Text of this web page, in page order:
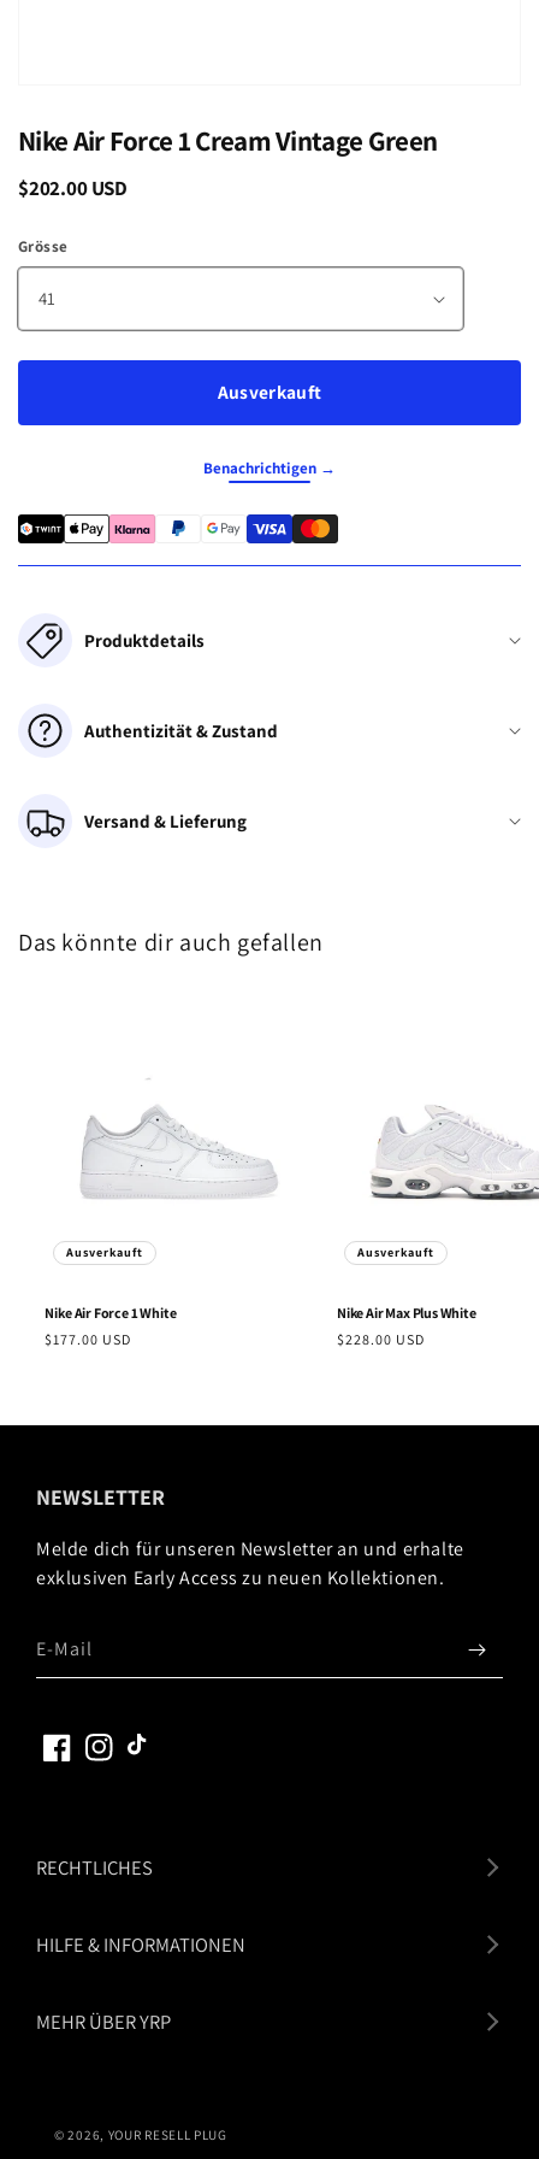
Nike Air Force 1 Cream Vintage Green
Normaler
$202.00 USD
Grösse
Ausverkauft
Benachrichtigen →
Produktdetails
Authentizität & Zustand
Versand & Lieferung
Das könnte dir auch gefallen
NikeAir Force 1 White
Normaler
$177.00 USD
Ausverkauft
NikeAir Max Plus White
Normaler
$228.00 USD
Ausverkauft
RECHTLICHES
HILFE & INFORMATIONEN
MEHR ÜBER YRP
NEWSLETTER
Melde dich für unseren Newsletter an und erhalte
exklusiven Early Access zu neuen Kollektionen.
E-Mail
FacebookInstagram
TikTok
© 2026, YOUR RESELL PLUG